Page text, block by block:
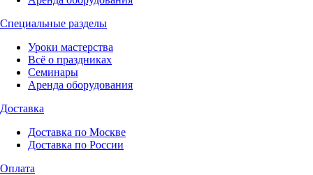
Специальные разделы
Уроки мастерства
Всё о праздниках
Семинары
Аренда оборудования
Доставка
Доставка по Москве
Доставка по России
Оплата